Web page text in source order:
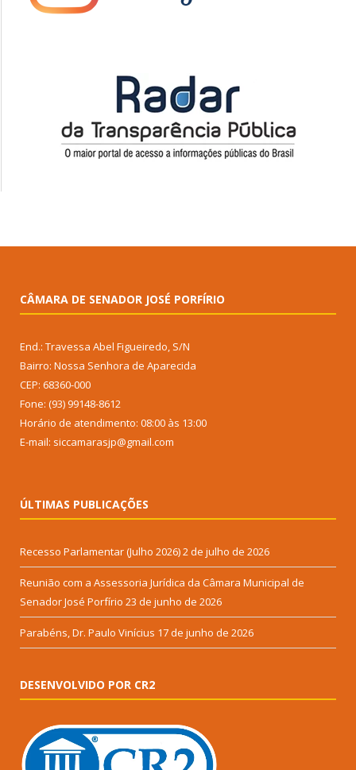
CÂMARA DE SENADOR JOSÉ PORFÍRIO
End.: Travessa Abel Figueiredo, S/N
Bairro: Nossa Senhora de Aparecida
CEP: 68360-000
Fone: (93) 99148-8612
Horário de atendimento: 08:00 às 13:00
E-mail: siccamarasjp@gmail.com
ÚLTIMAS PUBLICAÇÕES
Recesso Parlamentar (Julho 2026)2 de julho de 2026
Reunião com a Assessoria Jurídica da Câmara Municipal de
Senador José Porfírio 23 de junho de 2026
Parabéns, Dr. Paulo Vinícius 17 de junho de 2026
DESENVOLVIDO POR CR2